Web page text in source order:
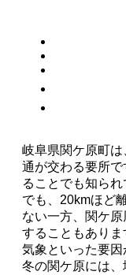
岐阜県関ケ原町
通が交わる要所
ることでも知ら
でも、20kmほど
ない一方、関ケ
することもあり
気象といった要因
冬の関ケ原には